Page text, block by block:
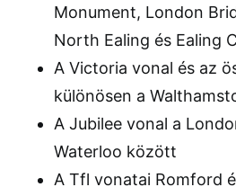
Monument, London
North Ealing és Ealing
A Victoria vonal és az
különösen a
A Jubilee vonal a
Waterloo között
A Tfl vonatai Romford